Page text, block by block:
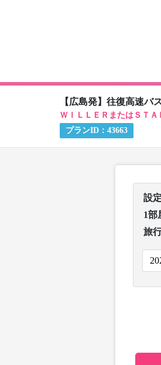
【広島発】往復高速バ
ＷＩＬＬＥＲまたはＳＴ
プランID： 43663
設
1部
旅